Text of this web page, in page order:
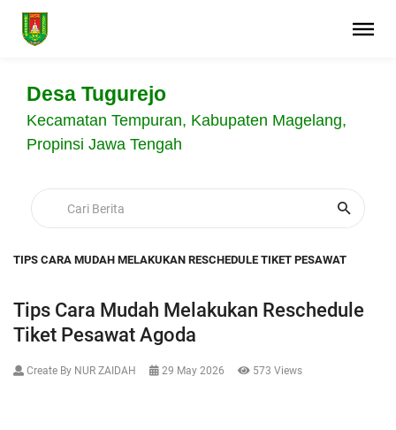
Desa Tugurejo
Kecamatan Tempuran, Kabupaten Magelang,
Propinsi Jawa Tengah
TIPS CARA MUDAH MELAKUKAN RESCHEDULE TIKET PESAWAT
Tips Cara Mudah Melakukan Reschedule
Tiket Pesawat Agoda
Create By NUR ZAIDAH 29 May 2026 573 Views